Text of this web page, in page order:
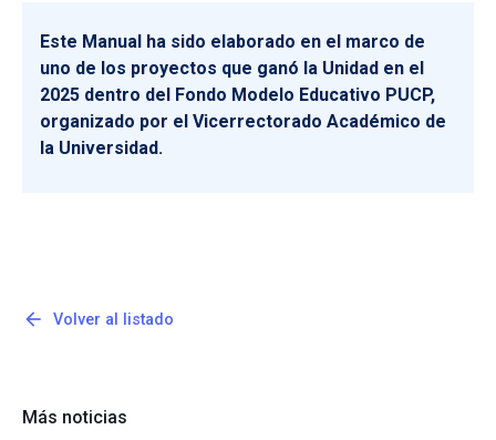
Este Manual ha sido elaborado en el marco de
uno de los proyectos que ganó la Unidad en el
2025 dentro del Fondo Modelo Educativo PUCP,
organizado por el Vicerrectorado Académico de
la Universidad.
arrow_back Volver al listado
Más noticias